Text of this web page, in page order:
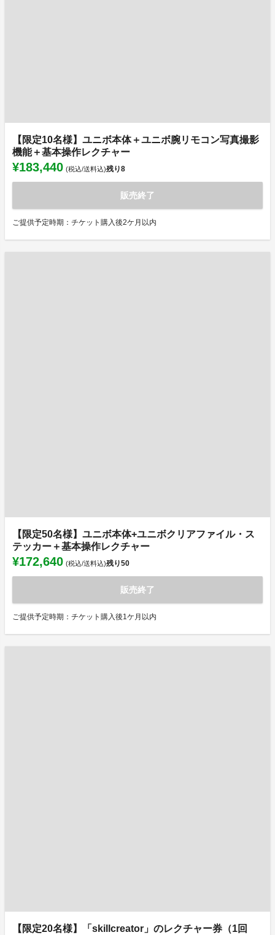
【限定10名様】ユニボ本体＋ユニボ腕リモコン写真撮影
機能＋基本操作レクチャー
¥183,440 (税込/送料込)残り8
販売終了
ご提供予定時期：チケット購入後2ケ月以内
【限定50名様】ユニボ本体+ユニボクリアファイル・ス
テッカー＋基本操作レクチャー
¥172,640 (税込/送料込)残り50
販売終了
ご提供予定時期：チケット購入後1ケ月以内
【限定20名様】「skillcreator」のレクチャー券（1回